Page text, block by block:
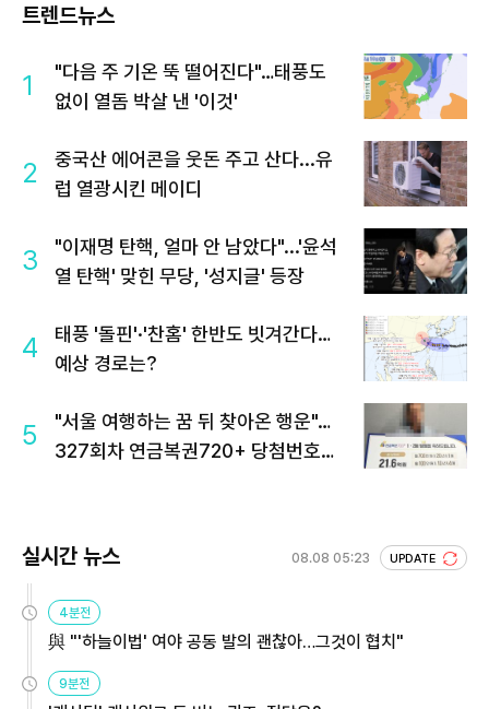
트렌드뉴스
1
"다음 주 기온 뚝 떨어진다"…태풍도
없이 열돔 박살 낸 '이것'
2
중국산 에어콘을 웃돈 주고 산다...유
럽 열광시킨 메이디
3
"이재명 탄핵, 얼마 안 남았다"...'윤석
열 탄핵' 맞힌 무당, '성지글' 등장
4
태풍 '돌핀'·'찬홈' 한반도 빗겨간다…
예상 경로는?
5
"서울 여행하는 꿈 뒤 찾아온 행운"…
327회차 연금복권720+ 당첨번호조
실시간 뉴스 08.08 05:23 UPDATE
4분전
與 "'하늘이법' 여야 공동 발의 괜찮아…그것이 협치"
9분전